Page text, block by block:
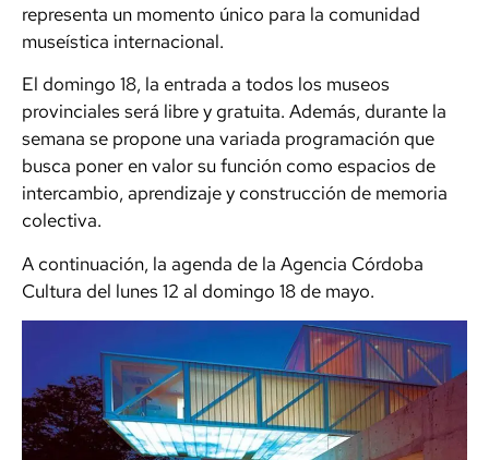
representa un momento único para la comunidad
museística internacional.
El domingo 18, la entrada a todos los museos
provinciales será libre y gratuita. Además, durante la
semana se propone una variada programación que
busca poner en valor su función como espacios de
intercambio, aprendizaje y construcción de memoria
colectiva.
A continuación, la agenda de la Agencia Córdoba
Cultura del lunes 12 al domingo 18 de mayo.